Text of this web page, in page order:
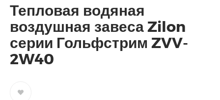
Тепловая водяная
воздушная завеса Zilon
серии Гольфстрим ZVV-
2W40